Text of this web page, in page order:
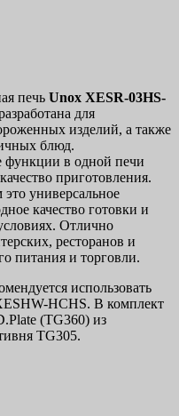
печь Unox XESR-03HS-
для
изделий, а также
блюд.
в одной печи
приготовления.
универсальное
качество готовки и
Отлично
ресторанов и
питания и торговли.
использовать
HCHS. В комплект
(TG360) из
TG305.